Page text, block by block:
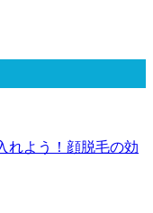
れよう！顔脱毛の効